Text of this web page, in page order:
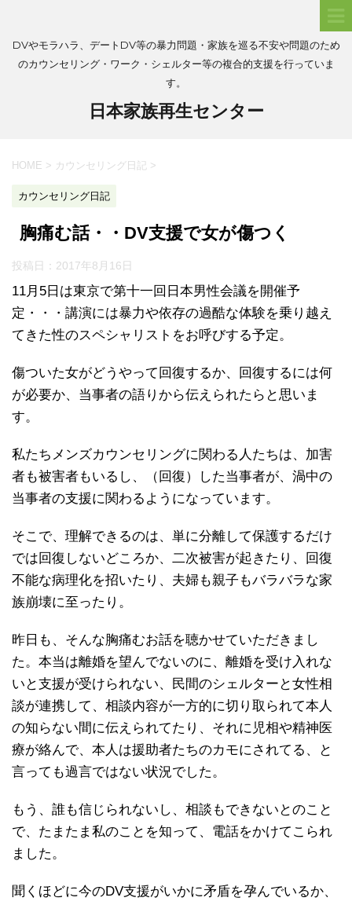
DVやモラハラ、デートDV等の暴力問題・家族を巡る不安や問題のため
のカウンセリング・ワーク・シェルター等の複合的支援を行っていま
す。
日本家族再生センター
HOME > カウンセリング日記 >
カウンセリング日記
胸痛む話・・DV支援で女が傷つく
投稿日： 2017年8月16日
11月5日は東京で第十一回日本男性会議を開催予
定・・・講演には暴力や依存の過酷な体験を乗り越え
てきた性のスペシャリストをお呼びする予定。
傷ついた女がどうやって回復するか、回復するには何
が必要か、当事者の語りから伝えられたらと思いま
す。
私たちメンズカウンセリングに関わる人たちは、加害
者も被害者もいるし、（回復）した当事者が、渦中の
当事者の支援に関わるようになっています。
そこで、理解できるのは、単に分離して保護するだけ
では回復しないどころか、二次被害が起きたり、回復
不能な病理化を招いたり、夫婦も親子もバラバラな家
族崩壊に至ったり。
昨日も、そんな胸痛むお話を聴かせていただきまし
た。本当は離婚を望んでないのに、離婚を受け入れな
いと支援が受けられない、民間のシェルターと女性相
談が連携して、相談内容が一方的に切り取られて本人
の知らない間に伝えられてたり、それに児相や精神医
療が絡んで、本人は援助者たちのカモにされてる、と
言っても過言ではない状況でした。
もう、誰も信じられないし、相談もできないとのこと
で、たまたま私のことを知って、電話をかけてこられ
ました。
聞くほどに今のDV支援がいかに矛盾を孕んでいるか、